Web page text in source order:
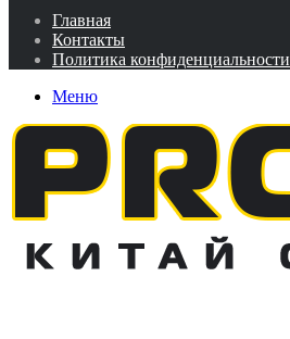
Главная
Контакты
Политика конфиденциальности
Меню